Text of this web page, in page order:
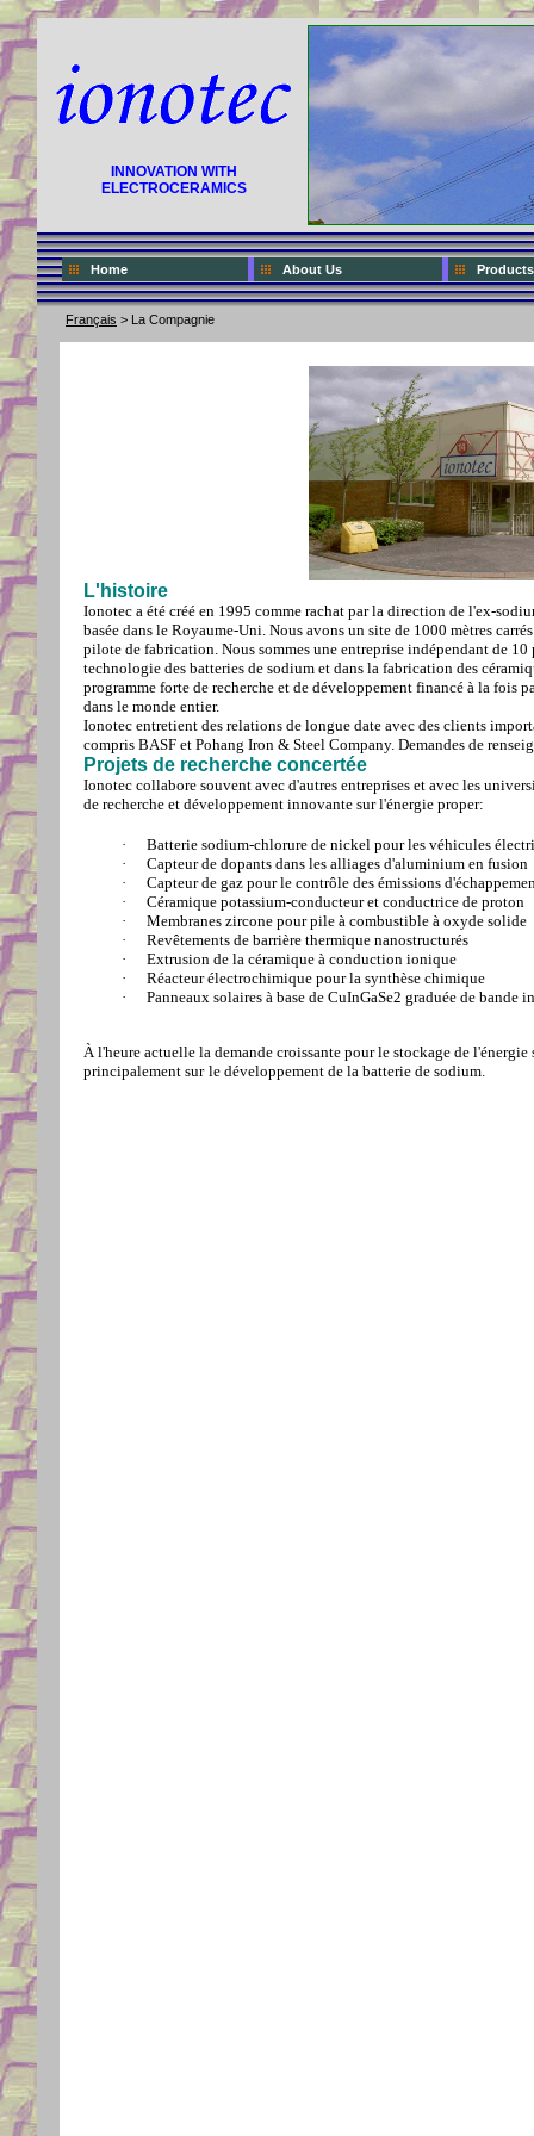
INNOVATION WITH
ELECTROCERAMICS
Home About Us
Français > La Compagnie
L'histoire
Ionotec a été créé en 1995 comme rachat par la direction de l'ex-
basée dans le Royaume-Uni. Nous avons un site de 1000 mètres
pilote de fabrication. Nous sommes une entreprise indépendant de 10
technologie des batteries de sodium et dans la fabrication des
programme forte de recherche et de développement financé à la fois
dans le monde entier.
Ionotec entretient des relations de longue date avec des clients
compris BASF et Pohang Iron & Steel Company. Demandes de
Projets de recherche concertée
Ionotec collabore souvent avec d'autres entreprises et avec les
de recherche et développement innovante sur l'énergie proper:
·
Batterie sodium-chlorure de nickel pour les véhicules
·
Capteur de dopants dans les alliages d'aluminium en fusion
·
Capteur de gaz pour le contrôle des émissions
·
Céramique potassium-conducteur et conductrice de proton
·
Membranes zircone pour pile à combustible à oxyde solide
·
Revêtements de barrière thermique nanostructurés
·
Extrusion de la céramique à conduction ionique
·
Réacteur électrochimique pour la synthèse chimique
·
Panneaux solaires à base de CuInGaSe2 graduée de bande
À l'heure actuelle la demande croissante pour le stockage de
principalement sur le développement de la batterie de sodium.